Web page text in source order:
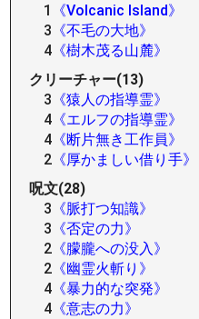
1
《Volcanic Island》
3 《不毛の大地》
4 《樹木茂る山麓》
クリーチャー(13)
3 《猿人の指導霊》
4 《エルフの指導霊》
4 《断片無き工作員》
2 《厚かましい借り手》
呪文(28)
3 《脈打つ知識》
3 《否定の力》
2 《朦朧への没入》
2 《幽霊火斬り》
4 《暴力的な突発》
4 《意志の力》